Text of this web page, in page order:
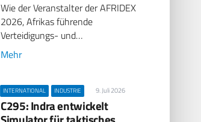
Wie der Veranstalter der AFRIDEX
2026, Afrikas führende
Verteidigungs- und…
Mehr
INTERNATIONAL INDUSTRIE 9. Juli 2026
C295: Indra entwickelt